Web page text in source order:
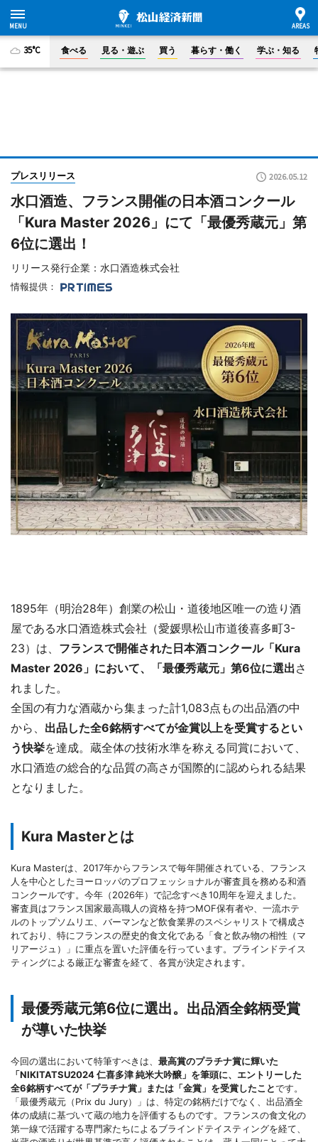
35°C 食べる 見る・遊ぶ 買う 暮らす・働く 学ぶ・知る
プレスリリース 2026.05.12
水口酒造、フランス開催の日本酒コンクール
「Kura Master 2026」にて「最優秀蔵元」第
6位に選出！
リリース発行企業：水口酒造株式会社
情報提供：
1895年（明治28年）創業の松山・道後地区唯一の造り酒
屋である水口酒造株式会社（愛媛県松山市道後喜多町3-
23）は、 フランスで開催された日本酒コンクール「Kura
Master 2026」において、「最優秀蔵元」第6位に選出さ
れました。
全国の有力な酒蔵から集まった計1,083点もの出品酒の中
から、 出品した全6銘柄すべてが金賞以上を受賞するとい
う快挙を達成。蔵全体の技術水準を称える同賞において、
水口酒造の総合的な品質の高さが国際的に認められる結果
となりました。
Kura Masterとは
Kura Masterは、2017年からフランスで毎年開催されている、フランス
人を中心としたヨーロッパのプロフェッショナルが審査員を務める和酒
コンクールです。今年（2026年）で記念すべき10周年を迎えました。
審査員はフランス国家最高職人の資格を持つMOF保有者や、一流ホテ
ルのトップソムリエ、バーマンなど飲食業界のスペシャリストで構成さ
れており、特にフランスの歴史的食文化である「食と飲み物の相性（マ
リアージュ）」に重点を置いた評価を行っています。ブラインドテイス
ティングによる厳正な審査を経て、各賞が決定されます。
最優秀蔵元第6位に選出。出品酒全銘柄受賞
が導いた快挙
今回の選出において特筆すべきは、 最高賞のプラチナ賞に輝いた
「NIKITATSU2024 仁喜多津 純米大吟醸」を筆頭に、エントリーした
全6銘柄すべてが「プラチナ賞」または「金賞」を受賞したことです。
「最優秀蔵元（Prix du Jury）」は、特定の銘柄だけでなく、出品酒全
体の成績に基づいて蔵の地力を評価するものです。フランスの食文化の
第一線で活躍する専門家たちによるブラインドテイスティングを経て、